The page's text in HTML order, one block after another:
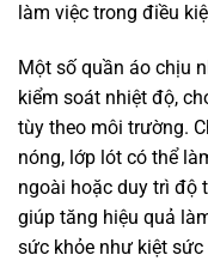
làm việc trong điều
Một số quần áo chịu
kiểm soát nhiệt độ,
tùy theo môi trường.
nóng, lớp lót có thể
ngoài hoặc duy trì độ
giúp tăng hiệu quả
sức khỏe như kiệt